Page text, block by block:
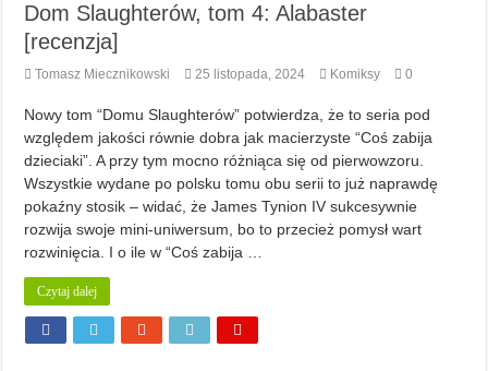
Dom Slaughterów, tom 4: Alabaster
[recenzja]
Tomasz Miecznikowski 25 listopada, 2024 Komiksy 0
Nowy tom “Domu Slaughterów” potwierdza, że to seria pod
względem jakości równie dobra jak macierzyste “Coś zabija
dzieciaki”. A przy tym mocno różniąca się od pierwowzoru.
Wszystkie wydane po polsku tomu obu serii to już naprawdę
pokaźny stosik – widać, że James Tynion IV sukcesywnie
rozwija swoje mini-uniwersum, bo to przecież pomysł wart
rozwinięcia. I o ile w “Coś zabija …
Czytaj dalej